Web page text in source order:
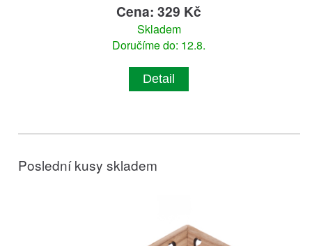
Cena: 329 Kč
Skladem
Doručíme do: 12.8.
Detail
Poslední kusy skladem